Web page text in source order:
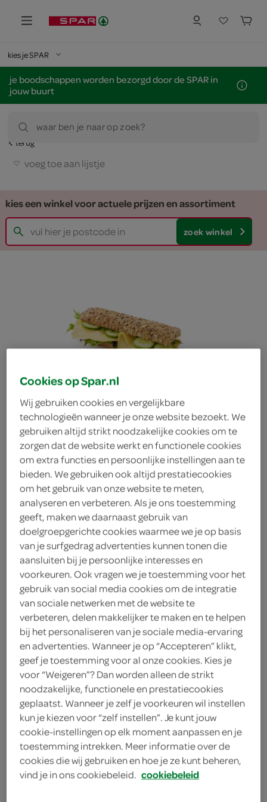
kies je SPAR
je boodschappen worden bezorgd door de SPAR in
jouw buurt
waar ben je naar op zoek?
terug
voeg toe aan lijstje
kies een winkel voor actuele prijzen en assortiment
zoek winkel
FoodClub baguette
meergranen Beemster
kaas
FoodClub
4.
25
1 Stuks
Let op: aanbiedingen zijn niet zichtbaar bij de
producten, maar worden wél automatisch
verwerkt in de winkelmand.
Cookies op Spar.nl
Wij gebruiken cookies en vergelijkbare
technologieën wanneer je onze website bezoekt. We
gebruiken altijd strikt noodzakelijke cookies om te
zorgen dat de website werkt en functionele cookies
om extra functies en persoonlijke instellingen aan te
bieden. We gebruiken ook altijd prestatiecookies
om het gebruik van onze website te meten,
analyseren en verbeteren. Als je ons toestemming
geeft, maken we daarnaast gebruik van
doelgroepgerichte cookies waarmee we je op basis
van je surfgedrag advertenties kunnen tonen die
aansluiten bij je persoonlijke interesses en
voorkeuren. Ook vragen we je toestemming voor het
gebruik van social media cookies om de integratie
van sociale netwerken met de website te
verbeteren, delen makkelijker te maken en te helpen
bij het personaliseren van je sociale media-ervaring
en advertenties. Wanneer je op “Accepteren” klikt,
geef je toestemming voor al onze cookies. Kies je
voor “Weigeren”? Dan worden alleen de strikt
noodzakelijke, functionele en prestatiecookies
geplaatst. Wanneer je zelf je voorkeuren wil instellen
kun je kiezen voor “zelf instellen”. Je kunt jouw
cookie-instellingen op elk moment aanpassen en je
toestemming intrekken. Meer informatie over de
cookies die wij gebruiken en hoe je ze kunt beheren,
vind je in ons cookiebeleid. cookiebeleid